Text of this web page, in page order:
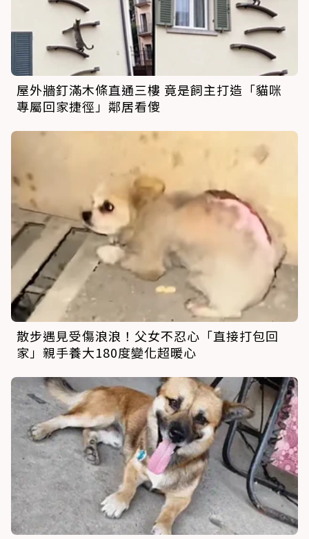
屋外牆釘滿木條直通三樓 竟是飼主打造「貓咪
專屬回家捷徑」鄰居看傻
散步遇見受傷浪浪！父女不忍心「直接打包回
家」親手養大180度變化超暖心